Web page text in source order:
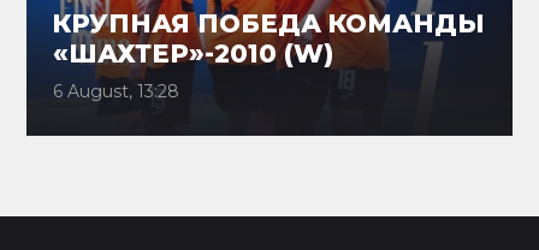
КРУПНАЯ ПОБЕДА КОМАНДЫ
«ШАХТЕР»-2010 (W)
6 August, 13:28